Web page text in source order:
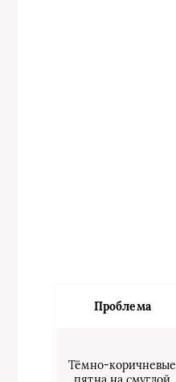
Проблема
Тёмно-коричневые